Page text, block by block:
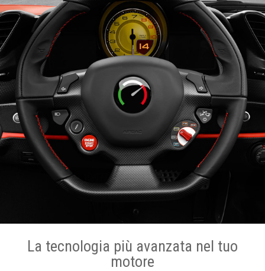
La tecnologia più avanzata nel tuo
motore